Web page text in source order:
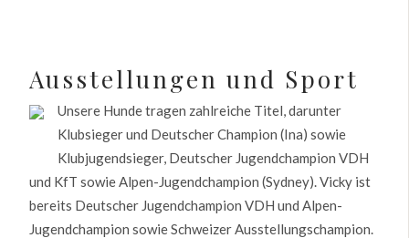
Ausstellungen und Sport
Unsere Hunde tragen zahlreiche Titel, darunter
Klubsieger und Deutscher Champion (Ina) sowie
Klubjugendsieger, Deutscher Jugendchampion VDH
und KfT sowie Alpen-Jugendchampion (Sydney). Vicky ist
bereits Deutscher Jugendchampion VDH und Alpen-
Jugendchampion sowie Schweizer Ausstellungschampion.